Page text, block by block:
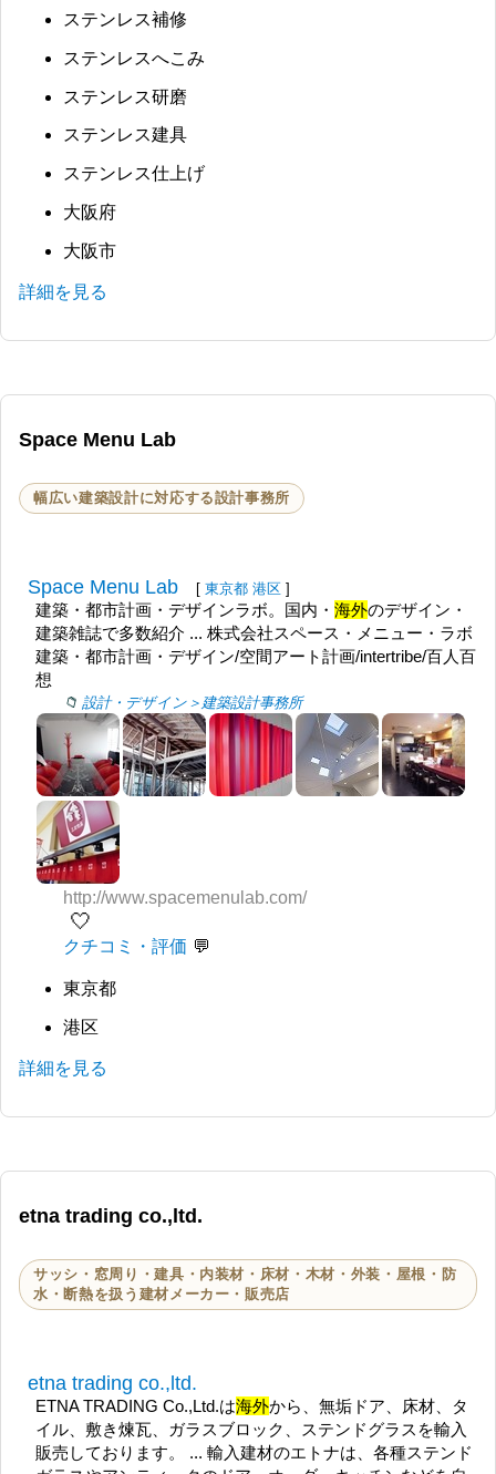
ステンレス補修
ステンレスへこみ
ステンレス研磨
ステンレス建具
ステンレス仕上げ
大阪府
大阪市
詳細を見る
Space Menu Lab
幅広い建築設計に対応する設計事務所
Space Menu Lab [ 東京都 港区 ]
建築・都市計画・デザインラボ。国内・海外のデザイン・
建築雑誌で多数紹介 ... 株式会社スペース・メニュー・ラボ
建築・都市計画・デザイン/空間アート計画/intertribe/百人百
想
設計・デザイン＞建築設計事務所
http://www.spacemenulab.com/
🤍
クチコミ・評価
東京都
港区
詳細を見る
etna trading co.,ltd.
サッシ・窓周り・建具・内装材・床材・木材・外装・屋根・防
水・断熱を扱う建材メーカー・販売店
etna trading co.,ltd.
ETNA TRADING Co.,Ltd.は海外から、無垢ドア、床材、タ
イル、敷き煉瓦、ガラスブロック、ステンドグラスを輸入
販売しております。 ... 輸入建材のエトナは、各種ステンド